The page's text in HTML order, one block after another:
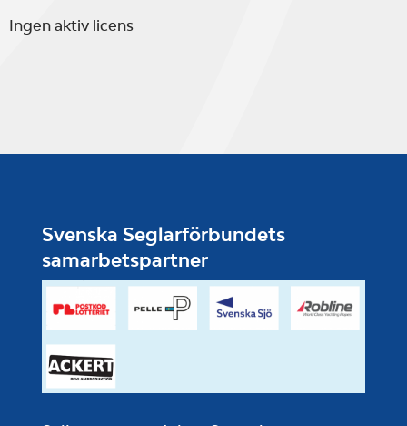
Ingen aktiv licens
Svenska Seglarförbundets
samarbetspartner